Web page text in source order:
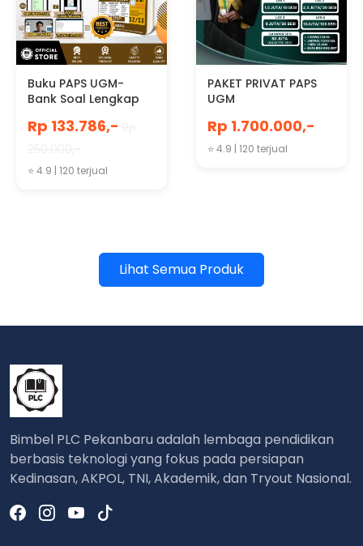
Buku PAPS UGM-
Bank Soal Lengkap
2026/2027
Rp 133.786,-
⭐ 4.9 | 120 terjual
PAKET PRIVAT PAPS
UGM
Rp 1.700.000,-
⭐ 4.9 | 120 terjual
Lihat Semua Produk
Bimbel PLC Pekanbaru adalah lembaga pendidikan
berbasis teknologi yang fokus pada persiapan
Kedinasan, AKPOL, TNI, Akademik, dan Tryout Nasional.